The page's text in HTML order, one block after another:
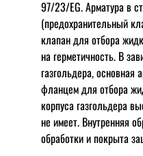
97/23/EG. Арматура в
(предохранительный
клапан для отбора
на герметичность. В
газгольдера,
фланцем для отбора
корпуса газгольдера
не имеет. Внутренняя
обработки и покрыта